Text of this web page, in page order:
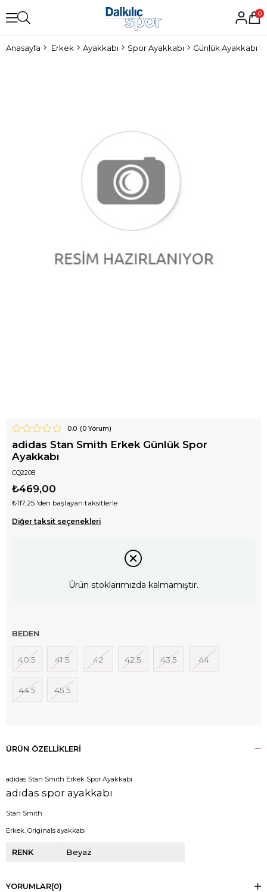
0
Anasayfa Erkek Ayakkabı Spor Ayakkabı Günlük Ayakkabı
0.0 (0Yorum)
adidas Stan Smith Erkek Günlük Spor
Ayakkabı
CQ2208
₺469,00
₺117,25 'den başlayan taksitlerle
Diğer taksit seçenekleri
Ürün stoklarımızda kalmamıştır.
BEDEN
40.5 41.5 42 42.5 43.5 44
44.5 45.5
ÜRÜN ÖZELLIKLERI
adidas Stan Smith Erkek Spor Ayakkabı
adidas spor ayakkabı
Stan Smith
Erkek, Originals ayakkabı
RENK Beyaz
YORUMLAR(0)